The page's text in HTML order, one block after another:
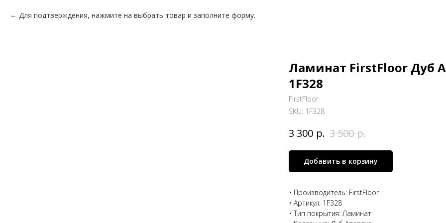
Для подтверждения, нажмите на выбрать товар и заполните форму.
Ламинат FirstFloor Дуб
1F328
FirstFloor
SKU: 1F328
3 300 р. 3 500 р.
Добавить в корзину
• Производитель: FirstFloor
• Артикул: 1F328
• Тип покрытия: Ламинат